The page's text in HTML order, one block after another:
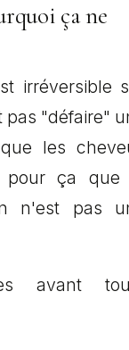
ça ne
irréversible
pas "défaire"
les
pour ça que
n'est pas
avant